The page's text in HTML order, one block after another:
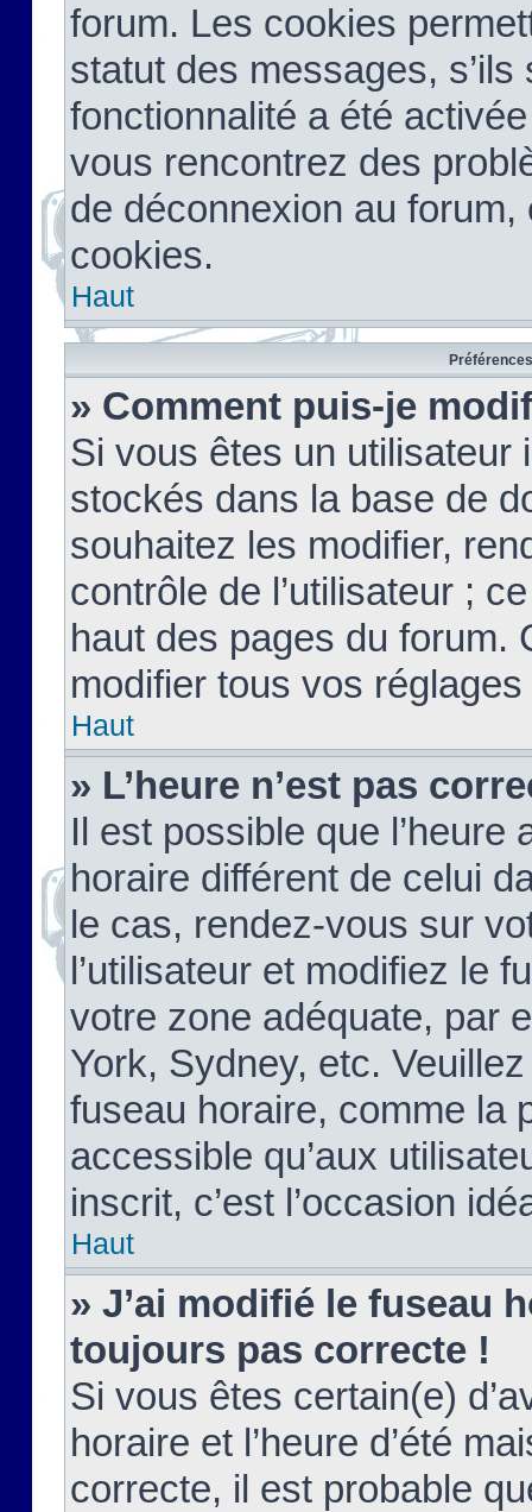
forum. Les cookies
statut des messages,
fonctionnalité a été
vous rencontrez des
de déconnexion au
cookies.
Haut
» Comment puis-je
Si vous êtes un
stockés dans la base de
souhaitez les modifier,
contrôle de l’utilisateur ;
haut des pages du forum.
modifier tous vos
Haut
» L’heure n’est pas
Il est possible que
horaire différent de celui
le cas, rendez-vous sur
l’utilisateur et modifiez le
votre zone adéquate, par
York, Sydney, etc.
fuseau horaire, comme la
accessible qu’aux
inscrit, c’est l’occasion
Haut
» J’ai modifié le fuseau
toujours pas correcte !
Si vous êtes certain(e)
horaire et l’heure d’été
correcte, il est probable